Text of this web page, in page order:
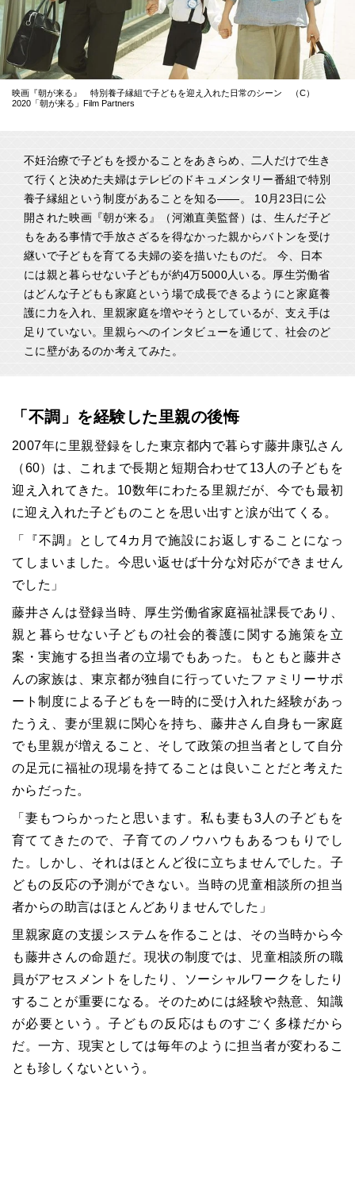
映画『朝が来る』 特別養子縁組で子どもを迎え入れた日常のシーン （C）
2020「朝が来る」Film Partners
不妊治療で子どもを授かることをあきらめ、二人だけで生き
て行くと決めた夫婦はテレビのドキュメンタリー番組で特別
養子縁組という制度があることを知る――。 10月23日に公
開された映画『朝が来る』（河瀨直美監督）は、生んだ子ど
もをある事情で手放さざるを得なかった親からバトンを受け
継いで子どもを育てる夫婦の姿を描いたものだ。 今、日本
には親と暮らせない子どもが約4万5000人いる。厚生労働省
はどんな子どもも家庭という場で成長できるようにと家庭養
護に力を入れ、里親家庭を増やそうとしているが、支え手は
足りていない。里親らへのインタビューを通じて、社会のど
こに壁があるのか考えてみた。
「不調」を経験した里親の後悔
2007年に里親登録をした東京都内で暮らす藤井康弘さん
（60）は、これまで長期と短期合わせて13人の子どもを
迎え入れてきた。10数年にわたる里親だが、今でも最初
に迎え入れた子どものことを思い出すと涙が出てくる。
「『不調』として4カ月で施設にお返しすることになっ
てしまいました。今思い返せば十分な対応ができません
でした」
藤井さんは登録当時、厚生労働省家庭福祉課長であり、
親と暮らせない子どもの社会的養護に関する施策を立
案・実施する担当者の立場でもあった。もともと藤井さ
んの家族は、東京都が独自に行っていたファミリーサポ
ート制度による子どもを一時的に受け入れた経験があっ
たうえ、妻が里親に関心を持ち、藤井さん自身も一家庭
でも里親が増えること、そして政策の担当者として自分
の足元に福祉の現場を持てることは良いことだと考えた
からだった。
「妻もつらかったと思います。私も妻も3人の子どもを
育ててきたので、子育てのノウハウもあるつもりでし
た。しかし、それはほとんど役に立ちませんでした。子
どもの反応の予測ができない。当時の児童相談所の担当
者からの助言はほとんどありませんでした」
里親家庭の支援システムを作ることは、その当時から今
も藤井さんの命題だ。現状の制度では、児童相談所の職
員がアセスメントをしたり、ソーシャルワークをしたり
することが重要になる。そのためには経験や熱意、知識
が必要という。子どもの反応はものすごく多様だから
だ。一方、現実としては毎年のように担当者が変わるこ
とも珍しくないという。